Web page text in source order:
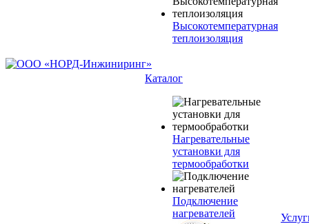
Высокотемпературная
теплоизоляция
Каталог
Нагревательные
установки для
термообработки
Подключение
нагревателей